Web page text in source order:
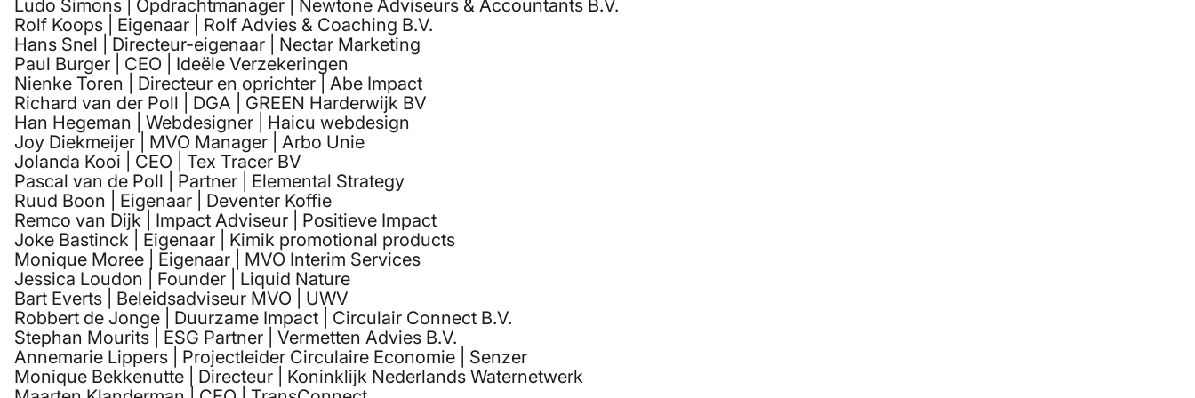
Ludo Simons | Opdrachtmanager | Newtone Adviseurs & Accountants B.V.
Rolf Koops | Eigenaar | Rolf Advies & Coaching B.V.
Hans Snel | Directeur-eigenaar | Nectar Marketing
Paul Burger | CEO | Ideële Verzekeringen
Nienke Toren | Directeur en oprichter | Abe Impact
Richard van der Poll | DGA | GREEN Harderwijk BV
Han Hegeman | Webdesigner | Haicu webdesign
Joy Diekmeijer | MVO Manager | Arbo Unie
Jolanda Kooi | CEO | Tex Tracer BV
Pascal van de Poll | Partner | Elemental Strategy
Ruud Boon | Eigenaar | Deventer Koffie
Remco van Dijk | Impact Adviseur | Positieve Impact
Joke Bastinck | Eigenaar | Kimik promotional products
Monique Moree | Eigenaar | MVO Interim Services
Jessica Loudon | Founder | Liquid Nature
Bart Everts | Beleidsadviseur MVO | UWV
Robbert de Jonge | Duurzame Impact | Circulair Connect B.V.
Stephan Mourits | ESG Partner | Vermetten Advies B.V.
Annemarie Lippers | Projectleider Circulaire Economie | Senzer
Monique Bekkenutte | Directeur | Koninklijk Nederlands Waternetwerk